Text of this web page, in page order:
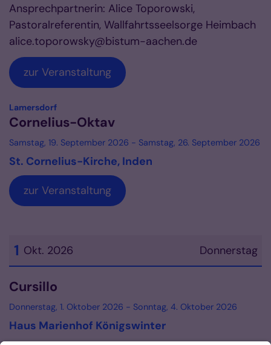
Ansprechpartnerin: Alice Toporowski,
Pastoralreferentin, Wallfahrtsseelsorge Heimbach
alice.toporowsky@bistum-aachen.de
zur Veranstaltung
Lamersdorf:
Cornelius-Oktav
Samstag, 19. September 2026 - Samstag, 26. September 2026
St. Cornelius-Kirche, Inden
zur Veranstaltung
Donnerstag
1 Okt. 2026
Datum: 1. Oktober 2026
Cursillo
Donnerstag, 1. Oktober 2026 - Sonntag, 4. Oktober 2026
Haus Marienhof Königswinter